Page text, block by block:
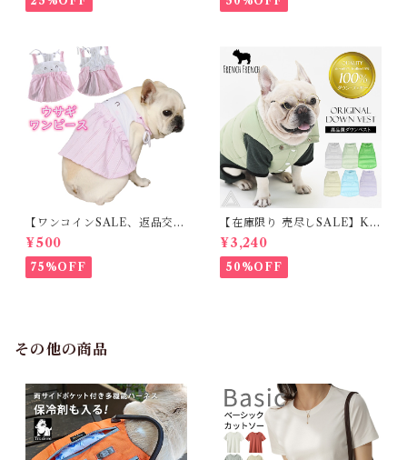
【ワンコインSALE、返品交換
不可】KM171SK フレンチブ
ルドック 犬服 女の子 ピンク
スカート
¥500
75%OFF
【在庫限り 売尽しSALE】K
M952Tダウンベスト 100%ダ
ウン・フェザー 犬 犬服 ダウン
ジャケット ベスト フレンチブ
ルドッグ 冬服 極暖 暖かい 可
¥3,240
50%OFF
その他の商品